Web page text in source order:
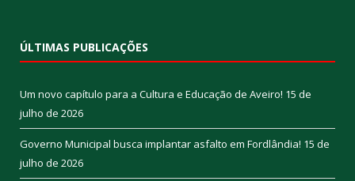
ÚLTIMAS PUBLICAÇÕES
Um novo capítulo para a Cultura e Educação de Aveiro! 15 de
julho de 2026
Governo Municipal busca implantar asfalto em Fordlândia! 15 de
julho de 2026